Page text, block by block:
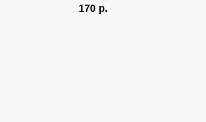
170 р.